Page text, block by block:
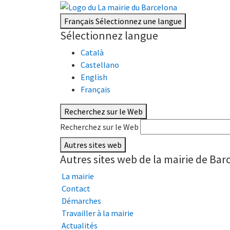
Français Sélectionnez une langue
Sélectionnez langue
Català
Castellano
English
Français
Recherchez sur le Web
Recherchez sur le Web
Autres sites web
Autres sites web de la mairie de
La mairie
Contact
Démarches
Travailler à la mairie
Actualités